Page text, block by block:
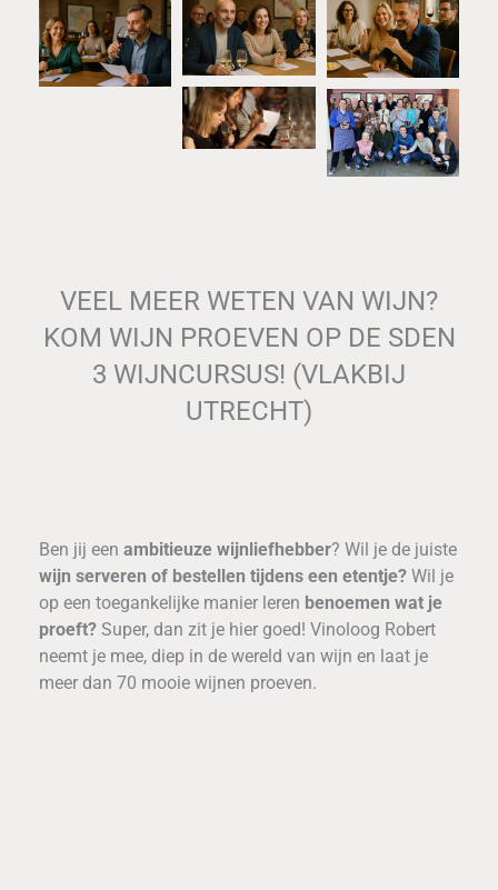
VEEL MEER WETEN VAN WIJN?
KOM WIJN PROEVEN OP DE SDEN
3 WIJNCURSUS! (VLAKBIJ
UTRECHT)
Ben jij een ambitieuze wijnliefhebber? Wil je de juiste
wijn serveren of bestellen tijdens een etentje? Wil je
op een toegankelijke manier leren benoemen wat je
proeft? Super, dan zit je hier goed! Vinoloog Robert
neemt je mee, diep in de wereld van wijn en laat je
meer dan 70 mooie wijnen proeven.